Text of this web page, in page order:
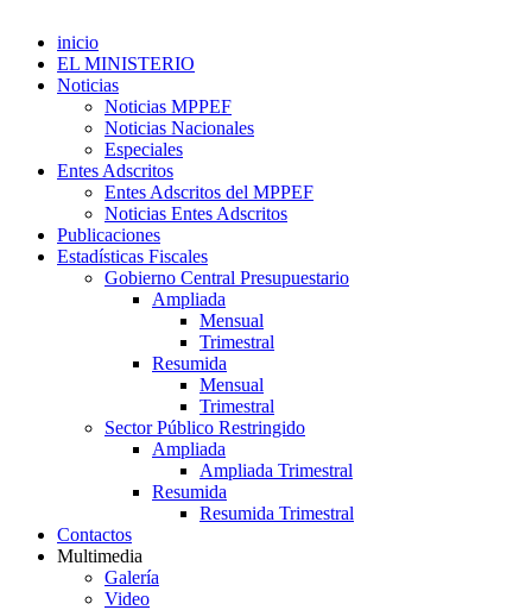
inicio
EL MINISTERIO
Noticias
Noticias MPPEF
Noticias Nacionales
Especiales
Entes Adscritos
Entes Adscritos del MPPEF
Noticias Entes Adscritos
Publicaciones
Estadísticas Fiscales
Gobierno Central Presupuestario
Ampliada
Mensual
Trimestral
Resumida
Mensual
Trimestral
Sector Público Restringido
Ampliada
Ampliada Trimestral
Resumida
Resumida Trimestral
Contactos
Multimedia
Galería
Video